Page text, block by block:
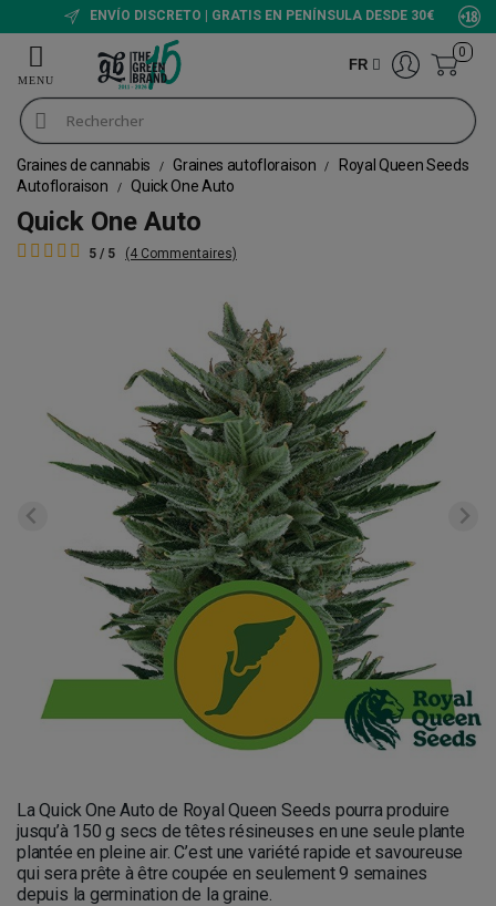
ENVÍO DISCRETO | GRATIS EN PENÍNSULA DESDE 30€
FR
0
Graines de cannabis Graines autofloraison
Royal Queen Seeds
Autofloraison
Quick One Auto
Quick One Auto
5 / 5 (4 Commentaires)
La Quick One Auto de Royal Queen Seeds pourra produire
jusqu’à 150 g secs de têtes résineuses en une seule plante
plantée en pleine air. C’est une variété rapide et savoureuse
qui sera prête à être coupée en seulement 9 semaines
depuis la germination de la graine.